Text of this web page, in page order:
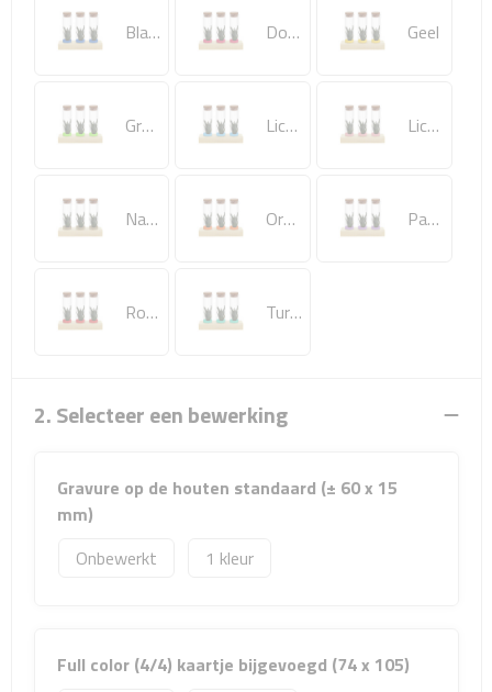
Rugzakken
Laptop rugzakken
Sport- & Recreatietassen
Schoenentassen
Strandtassen
Heuptassen
Blauw Donker roze Geel
Groen Licht blauw Licht roze
Natuurlijk Oranje Paars
Rood Turquoise
2. Selecteer een bewerking
Gravure op de houten standaard (± 60 x 15
mm)
Onbewerkt
1
Full color (4/4) kaartje bijgevoegd (74 x 105)